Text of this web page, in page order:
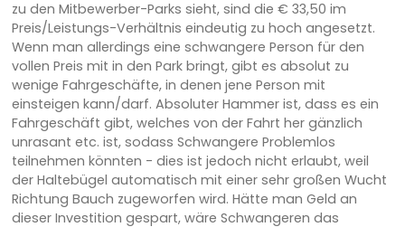
zu den Mitbewerber-Parks sieht, sind die € 33,50 im
Preis/Leistungs-Verhältnis eindeutig zu hoch angesetzt.
Wenn man allerdings eine schwangere Person für den
vollen Preis mit in den Park bringt, gibt es absolut zu
wenige Fahrgeschäfte, in denen jene Person mit
einsteigen kann/darf. Absoluter Hammer ist, dass es ein
Fahrgeschäft gibt, welches von der Fahrt her gänzlich
unrasant etc. ist, sodass Schwangere Problemlos
teilnehmen könnten - dies ist jedoch nicht erlaubt, weil
der Haltebügel automatisch mit einer sehr großen Wucht
Richtung Bauch zugeworfen wird. Hätte man Geld an
dieser Investition gespart, wäre Schwangeren das